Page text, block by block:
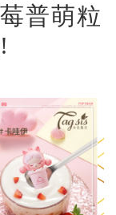
普萌粒